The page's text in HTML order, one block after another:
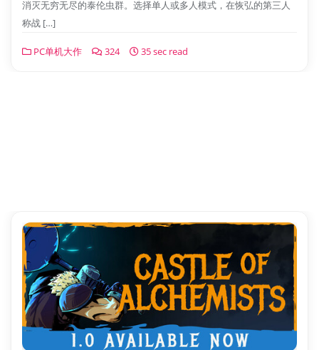
消灭无穷无尽的泰伦虫群。选择单人或多人模式，在恢弘的第三人
称战 […]
PC单机大作 324 35 sec read